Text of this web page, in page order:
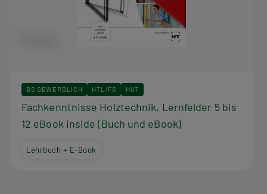
BS GEWERBLICH HTL/FS HUT
Fachkenntnisse Holztechnik, Lernfelder 5 bis
12 eBook inside (Buch und eBook)
Lehrbuch + E-Book